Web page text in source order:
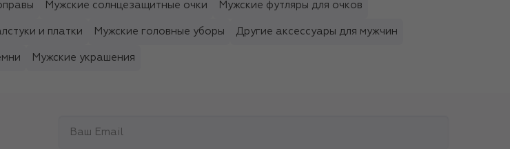
Мужские солнцезащитные очки Мужские футляры для очков
и платки Мужские головные уборы Другие аксессуары для мужчин
Мужские украшения